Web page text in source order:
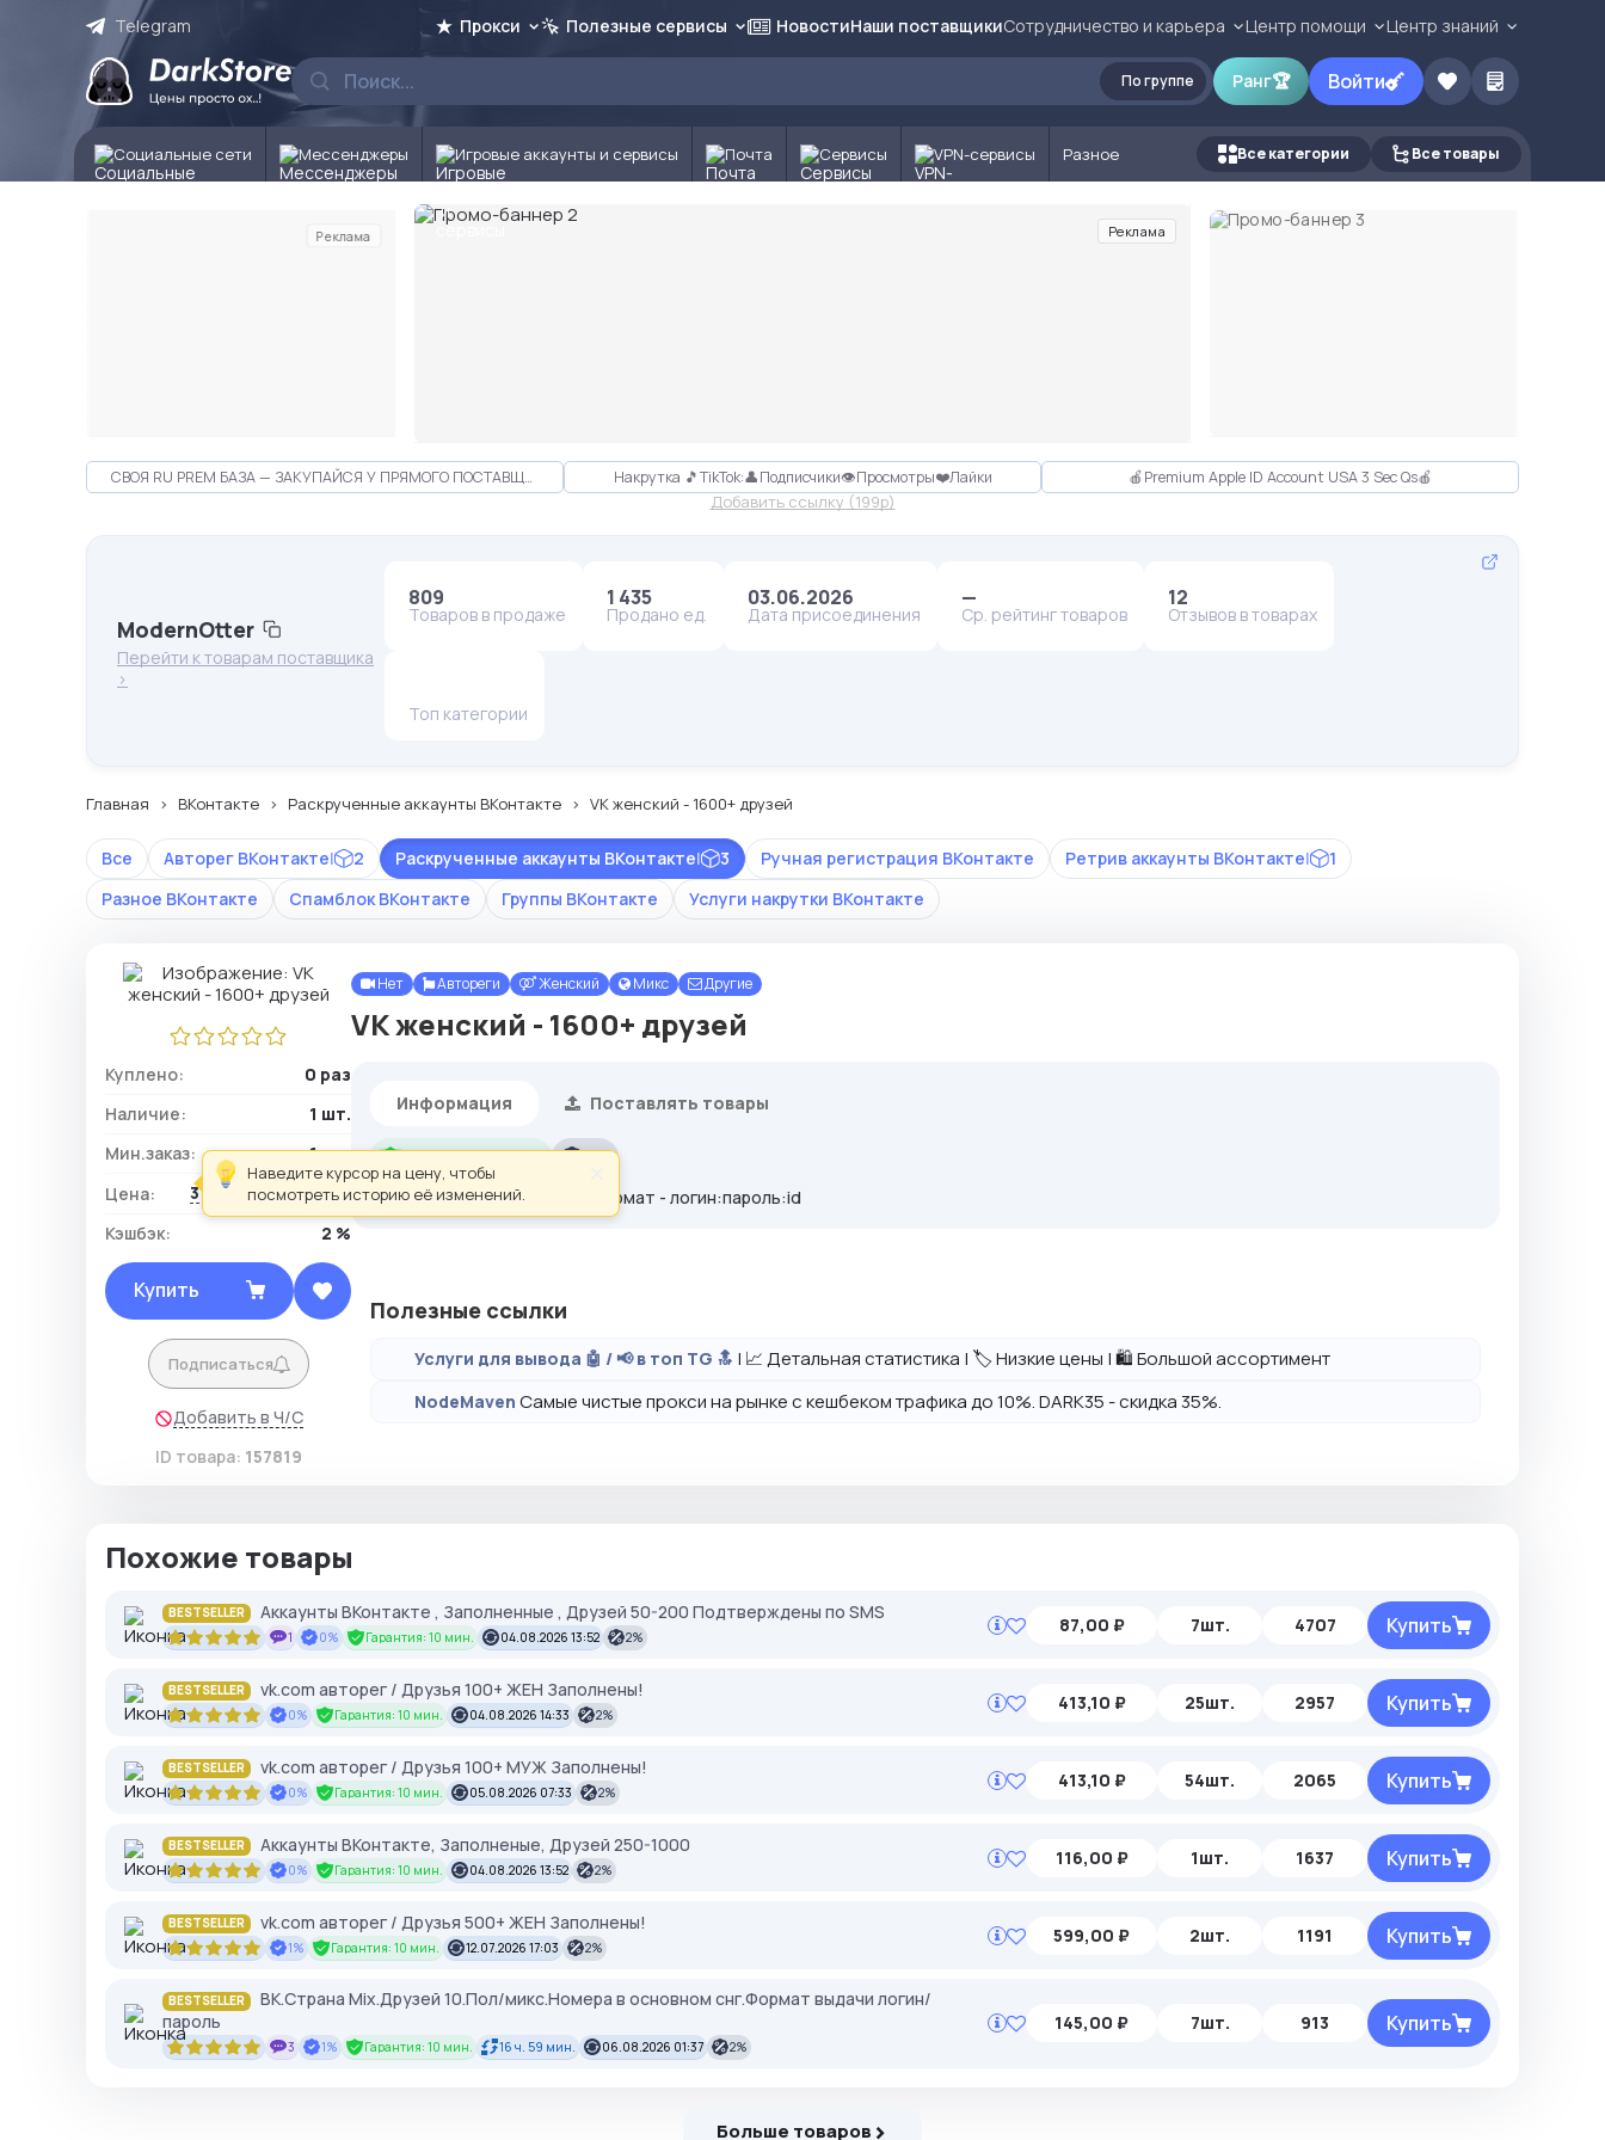
Telegram Прокси Полезные сервисы НовостиНаши поставщикиСотрудничество и карьера Центр помощи Центр знаний
По группе Ранг🏆 Войти
Социальные сети Мессенджеры Игровые аккаунты и сервисы Почта Сервисы VPN-сервисы Разное Все категории Все товары
Реклама Реклама
СВОЯ RU PREM БАЗА — ЗАКУПАЙСЯ У ПРЯМОГО ПОСТАВЩИКА Накрутка 🎵TikTok:👤Подписчики👁Просмотры❤️Лайки 🍎Premium Apple ID Account USA 3 Sec Qs🍎
Добавить ссылку (199p)
ModernOtter
Перейти к товарам поставщика
>
809
Товаров в продаже
1 435
Продано ед.
03.06.2026
Дата присоединения
—
Ср. рейтинг товаров
12
Отзывов в товарах
Топ категории
Главная ВКонтакте Раскрученные аккаунты ВКонтакте VK женский - 1600+ друзей
Все Авторег ВКонтакте| 2 Раскрученные аккаунты ВКонтакте| 3 Ручная регистрация ВКонтакте Ретрив аккаунты ВКонтакте|
1
Разное ВКонтакте
Спамблок ВКонтакте Группы ВКонтакте Услуги накрутки ВКонтакте
Куплено:
0 раз
Наличие:
1 шт.
Мин.заказ:
1 шт.
Цена:
3 264,00 ₽ / шт.
Кэшбэк:
2 %
Купить
Подписаться
Добавить в Ч/С
ID товара: 157819
Нет Автореги Женский Микс Другие
VK женский - 1600+ друзей
Информация Поставлять товары
Гарантия: 30 мин.
2%
VK женский - 1600+ друзейФормат - логин:пароль:id
Полезные ссылки
Услуги для вывода 🤖 / 📢 в топ TG 🔝 | 📈 Детальная статистика | 🏷️ Низкие цены | 🛍️ Большой ассортимент
NodeMaven Самые чистые прокси на рынке с кешбеком трафика до 10%. DARK35 - скидка 35%.
Похожие товары
BESTSELLER Аккаунты ВКонтакте , Заполненные , Друзей 50-200 Подтверждены по SMS
1 0% Гарантия: 10 мин. 04.08.2026 13:52 2%
87,00 ₽ 7шт. 4707 Купить
BESTSELLER vk.com авторег / Друзья 100+ ЖЕН Заполнены!
0% Гарантия: 10 мин. 04.08.2026 14:33 2%
413,10 ₽ 25шт. 2957 Купить
BESTSELLER vk.com авторег / Друзья 100+ МУЖ Заполнены!
0% Гарантия: 10 мин. 05.08.2026 07:33 2%
413,10 ₽ 54шт. 2065 Купить
BESTSELLER Аккаунты ВКонтакте, Заполненые, Друзей 250-1000
0% Гарантия: 10 мин. 04.08.2026 13:52 2%
116,00 ₽ 1шт. 1637 Купить
BESTSELLER vk.com авторег / Друзья 500+ ЖЕН Заполнены!
1% Гарантия: 10 мин. 12.07.2026 17:03 2%
599,00 ₽ 2шт. 1191 Купить
BESTSELLER
ВК.Страна Mix.Друзей 10.Пол/микс.Номера в основном снг.Формат выдачи логин/
пароль
3 1% Гарантия: 10 мин. 16 ч. 59 мин. 06.08.2026 01:37 2%
145,00 ₽ 7шт. 913 Купить
Больше товаров
Наведите курсор на цену, чтобы
посмотреть историю её изменений.